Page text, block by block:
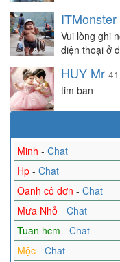
ITMonster
Vui lòng ghi
điện thoại ở
HUY Mr 41
tim ban
Minh - Chat
Hp - Chat
Oanh cô đơn - Chat
Mưa Nhỏ - Chat
Tuan hcm - Chat
Mộc - Chat